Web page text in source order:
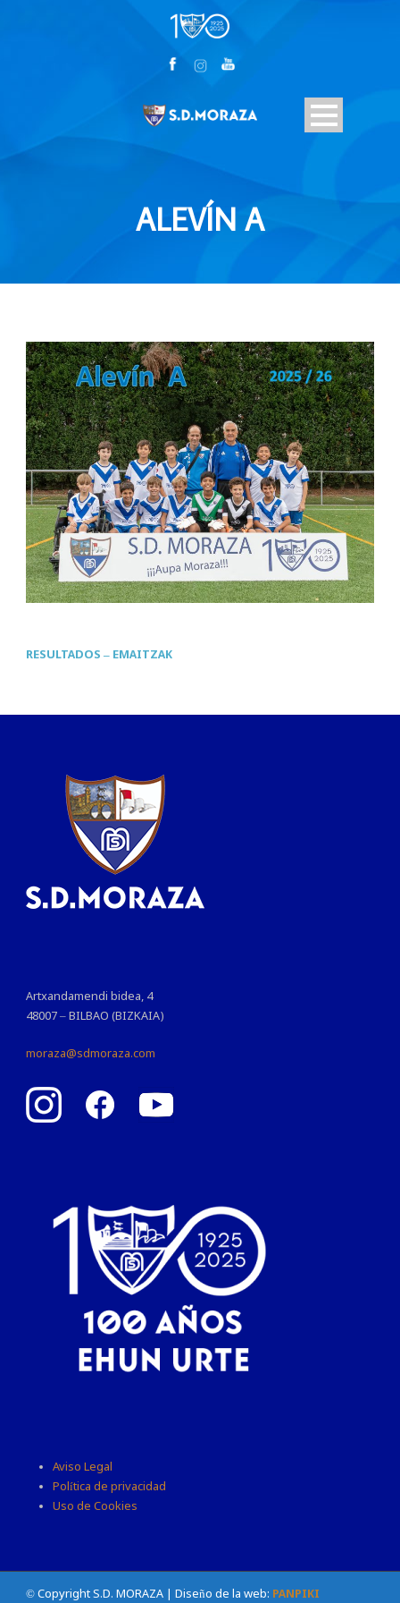
ALEVÍN A
RESULTADOS – EMAITZAK
Artxandamendi bidea, 4
48007 – BILBAO (BIZKAIA)
moraza@sdmoraza.com
Aviso Legal
Política de privacidad
Uso de Cookies
© Copyright S.D. MORAZA | Diseño de la web: PANPIKI